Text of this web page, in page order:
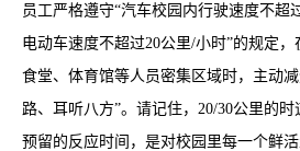
员工严格遵守“汽车校园内行驶速度不超
电动车速度不超过20公里/小时”的规定，
食堂、体育馆等人员密集区域时，主动
路、耳听八方”。请记住，20/30公里的
预留的反应时间，是对校园里每一个鲜活